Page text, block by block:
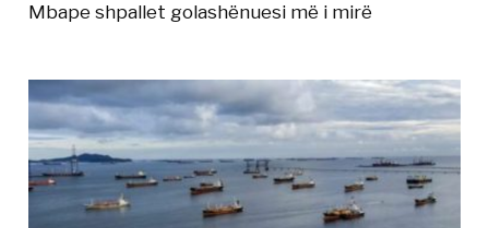
Mbape shpallet golashënuesi më i mirë